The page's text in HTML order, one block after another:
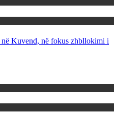
Kuvend, në fokus zhbllokimi i